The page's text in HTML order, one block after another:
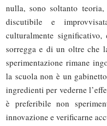
nulla, sono soltanto
discutibile e
culturalmente
sorregga e di un oltre che
sperimentazione rimane
la scuola non è un
ingredienti per vederne
è preferibile non
innovazione e verificarne